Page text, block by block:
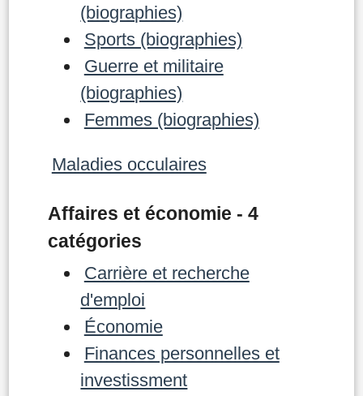
(biographies)
Sports (biographies)
Guerre et militaire
(biographies)
Femmes (biographies)
Maladies occulaires
Affaires et économie - 4
catégories
Carrière et recherche
d'emploi
Économie
Finances personnelles et
investissment